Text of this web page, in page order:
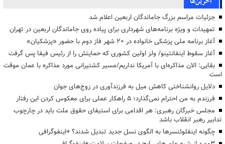
جزئیات مراسم بزرگ جاماندگان اربعین اعلام شد
تمهیدات و ویژه برنامه‌های شهرداری برای پیاده روی جاماندگان اربعین در تهران
آغاز برنامه ملی پزشکی خانواده در ۲۰ شهر فاز دوم با حضور «پزشکیان»
آغاز سقوط اینفانتینو/ ولز اولین کشوری که حمایتش را از رئیس فیفا پس گرفت
بقایی: الان مذاکره‌ای با آمریکا نداریم/مسیر کشتیرانی مورد مذاکره با عمان موقت
است
دلایل روانشناختی کاهش میل به فرزندآوری در زوج‌های جوان
فرزندم به من احترام نمی‌گذارد؛ ۵ راهکار عملی برای معکوس کردن این رفتار
مجلس خبرگان رهبری: هر اقدامی برای استیفای حقوق ملت باید در چارچوب
تدابیر رهبر انقلاب باشد
چگونه اینفلوئنسرها به الگوی نسل جدید تبدیل شدند؟ +اینفوگرافی